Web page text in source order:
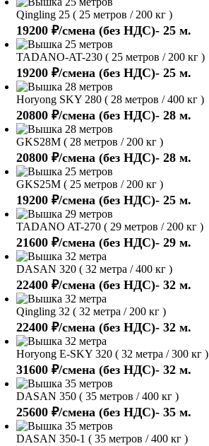
Qingling 25 ( 25 метров / 200 кг )
19200 ₽/смена (без НДС)- 25 м.
TADANO-AT-230 ( 25 метров / 200 кг )
19200 ₽/смена (без НДС)- 25 м.
Horyong SKY 280 ( 28 метров / 400 кг )
20800 ₽/смена (без НДС)- 28 м.
GKS28M ( 28 метров / 200 кг )
20800 ₽/смена (без НДС)- 28 м.
GKS25M ( 25 метров / 200 кг )
19200 ₽/смена (без НДС)- 25 м.
TADANO AT-270 ( 29 метров / 200 кг )
21600 ₽/смена (без НДС)- 29 м.
DASAN 320 ( 32 метра / 400 кг )
22400 ₽/смена (без НДС)- 32 м.
Qingling 32 ( 32 метра / 200 кг )
22400 ₽/смена (без НДС)- 32 м.
Horyong E-SKY 320 ( 32 метра / 300 кг )
31600 ₽/смена (без НДС)- 32 м.
DASAN 350 ( 35 метров / 400 кг )
25600 ₽/смена (без НДС)- 35 м.
DASAN 350-1 ( 35 метров / 400 кг )